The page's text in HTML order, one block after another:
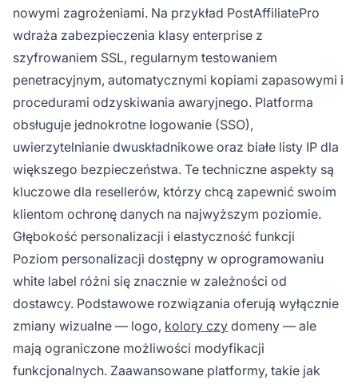
nowymi zagrożeniami. Na przykład PostAffiliatePro
wdraża zabezpieczenia klasy enterprise z
szyfrowaniem SSL, regularnym testowaniem
penetracyjnym, automatycznymi kopiami zapasowymi i
procedurami odzyskiwania awaryjnego. Platforma
obsługuje jednokrotne logowanie (SSO),
uwierzytelnianie dwuskładnikowe oraz białe listy IP dla
większego bezpieczeństwa. Te techniczne aspekty są
kluczowe dla resellerów, którzy chcą zapewnić swoim
klientom ochronę danych na najwyższym poziomie.
Głębokość personalizacji i elastyczność funkcji
Poziom personalizacji dostępny w oprogramowaniu
white label różni się znacznie w zależności od
dostawcy. Podstawowe rozwiązania oferują wyłącznie
zmiany wizualne — logo, kolory czy domeny — ale
mają ograniczone możliwości modyfikacji
funkcjonalnych. Zaawansowane platformy, takie jak